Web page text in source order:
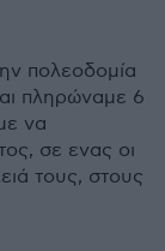
πολεοδομία
πληρώναμε 6
να
σε ενας οι
τους, στους